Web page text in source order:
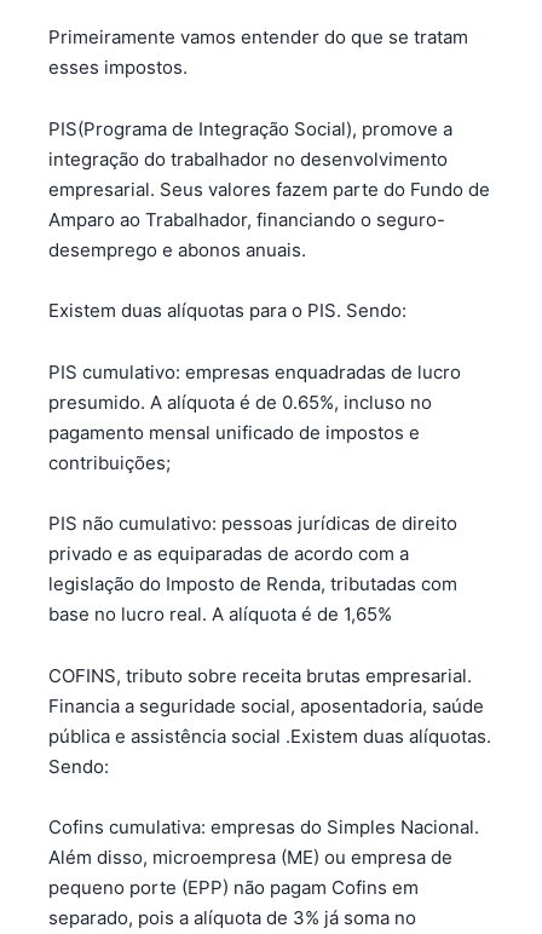
Primeiramente vamos entender do que se tratam
esses impostos.
PIS(Programa de Integração Social), promove a
integração do trabalhador no desenvolvimento
empresarial. Seus valores fazem parte do Fundo de
Amparo ao Trabalhador, financiando o seguro-
desemprego e abonos anuais.
Existem duas alíquotas para o PIS. Sendo:
PIS cumulativo: empresas enquadradas de lucro
presumido. A alíquota é de 0.65%, incluso no
pagamento mensal unificado de impostos e
contribuições;
PIS não cumulativo: pessoas jurídicas de direito
privado e as equiparadas de acordo com a
legislação do Imposto de Renda, tributadas com
base no lucro real. A alíquota é de 1,65%
COFINS, tributo sobre receita brutas empresarial.
Financia a seguridade social, aposentadoria, saúde
pública e assistência social .Existem duas alíquotas.
Sendo:
Cofins cumulativa: empresas do Simples Nacional.
Além disso, microempresa (ME) ou empresa de
pequeno porte (EPP) não pagam Cofins em
separado, pois a alíquota de 3% já soma no